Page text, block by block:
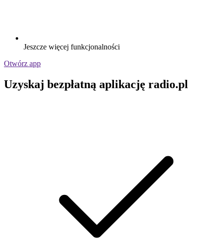
Jeszcze więcej funkcjonalności
Otwórz app
Uzyskaj bezpłatną aplikację radio.pl